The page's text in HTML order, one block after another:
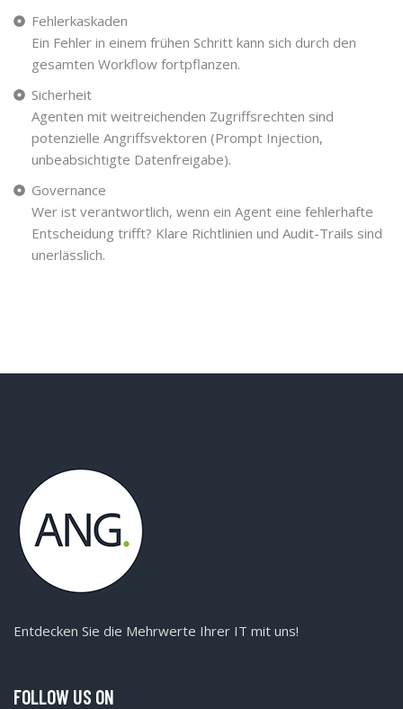
Fehlerkaskaden
Ein Fehler in einem frühen Schritt kann sich durch den
gesamten Workflow fortpflanzen.
Sicherheit
Agenten mit weitreichenden Zugriffsrechten sind
potenzielle Angriffsvektoren (Prompt Injection,
unbeabsichtigte Datenfreigabe).
Governance
Wer ist verantwortlich, wenn ein Agent eine fehlerhafte
Entscheidung trifft? Klare Richtlinien und Audit-Trails sind
unerlässlich.
Entdecken Sie die Mehrwerte Ihrer IT mit uns!
FOLLOW US ON